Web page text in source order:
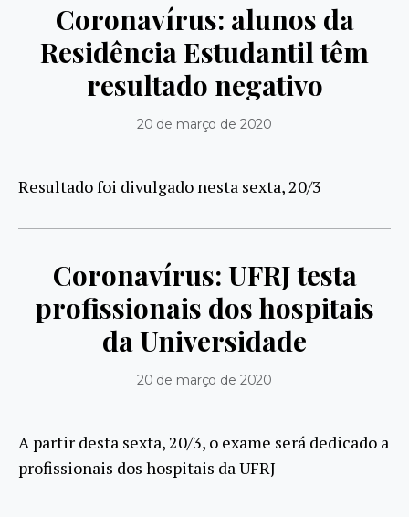
Coronavírus: alunos da
Residência Estudantil têm
resultado negativo
20 de março de 2020
Resultado foi divulgado nesta sexta, 20/3
Coronavírus: UFRJ testa
profissionais dos hospitais
da Universidade
20 de março de 2020
A partir desta sexta, 20/3, o exame será dedicado a
profissionais dos hospitais da UFRJ